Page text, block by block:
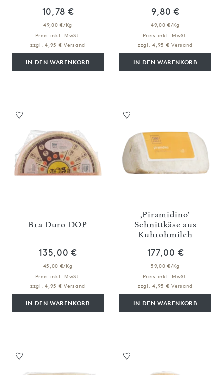
10,78 €
49,00 €/Kg
Preis inkl. MwSt.
zzgl. 4,95 € Versand
IN DEN WARENKORB
9,80 €
49,00 €/Kg
Preis inkl. MwSt.
zzgl. 4,95 € Versand
IN DEN WARENKORB
Bra Duro DOP
135,00 €
45,00 €/Kg
Preis inkl. MwSt.
zzgl. 4,95 € Versand
IN DEN WARENKORB
,Piramidino‘
Schnittkäse aus
Kuhrohmilch
177,00 €
59,00 €/Kg
Preis inkl. MwSt.
zzgl. 4,95 € Versand
IN DEN WARENKORB